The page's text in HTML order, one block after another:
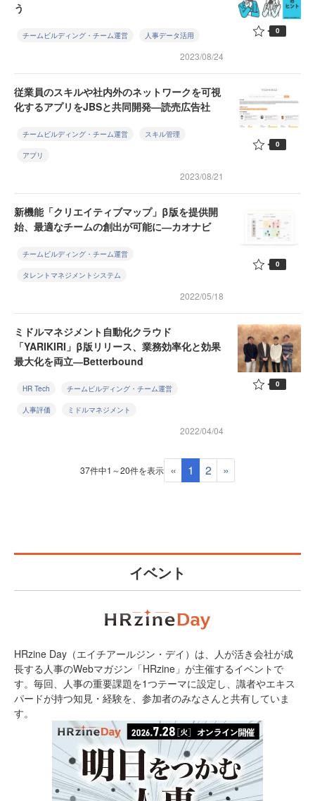
う
チームビルディング・チーム運営 人事データ活用
2023/08/24
0
従業員のスキルや社内外のネットワークを可視
化するアプリをJBSと共同開発—読売広告社
チームビルディング・チーム運営 スキル管理
アプリ
2023/08/21
0
新機能「クリエイティブマップ」β版を提供開
始、最適なチームの創出が可能に―カオナビ
チームビルディング・チーム運営
タレントマネジメントシステム
2022/05/18
0
ミドルマネジメント自動化クラウド
「YARIKIRI」β版リリース、業務効率化と効果
最大化を両立―Betterbound
HR Tech チームビルディング・チーム運営
人事評価 ミドルマネジメント
2022/04/04
0
37件中1～20件を表示 « 1 2 »
イベント
HRzine Day（エイチアールジン・デイ）は、人が活き会社が成
長する人事のWebマガジン「HRzine」が主催するイベントで
す。毎回、人事の重要課題を1つテーマに設定し、識者やエキス
パードが持つ知見・経験を、参加者のみなさんと共有していま
す。